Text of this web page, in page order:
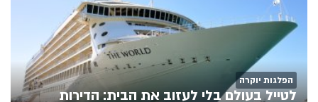
הפלגות יוקרה
לטייל בעולם בלי לעזוב את הבית: הדירות